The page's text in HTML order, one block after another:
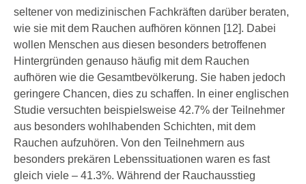
seltener von medizinischen Fachkräften darüber beraten,
wie sie mit dem Rauchen aufhören können [12]. Dabei
wollen Menschen aus diesen besonders betroffenen
Hintergründen genauso häufig mit dem Rauchen
aufhören wie die Gesamtbevölkerung. Sie haben jedoch
geringere Chancen, dies zu schaffen. In einer englischen
Studie versuchten beispielsweise 42.7% der Teilnehmer
aus besonders wohlhabenden Schichten, mit dem
Rauchen aufzuhören. Von den Teilnehmern aus
besonders prekären Lebenssituationen waren es fast
gleich viele – 41.3%. Während der Rauchausstieg